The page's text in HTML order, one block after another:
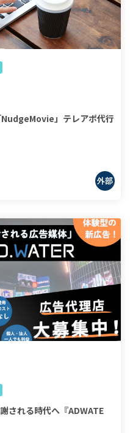
NudgeMovie」テレアポ代行
される時代へ『ADWATE